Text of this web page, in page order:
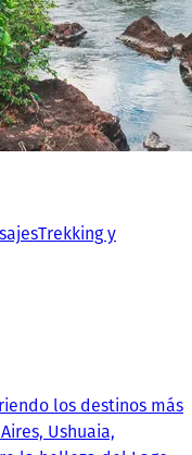
Trekking y
los destinos más
Ushuaia,